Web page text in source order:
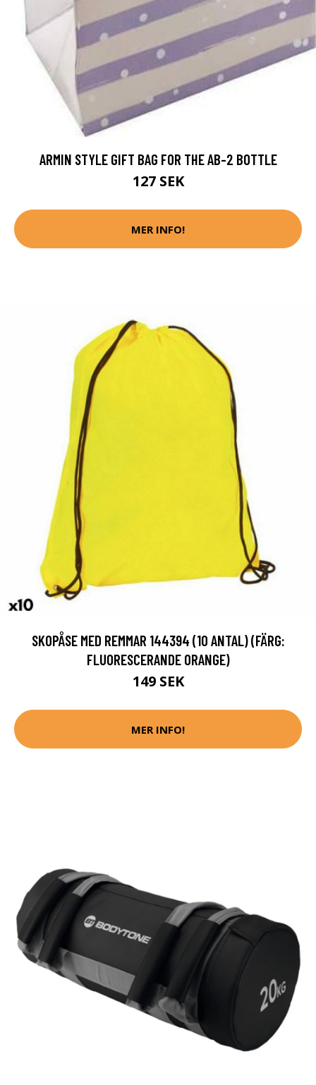
ARMIN STYLE GIFT BAG FOR THE AB-2 BOTTLE
127 SEK
MER INFO!
SKOPÅSE MED REMMAR 144394 (10 ANTAL) (FÄRG:
FLUORESCERANDE ORANGE)
149 SEK
MER INFO!